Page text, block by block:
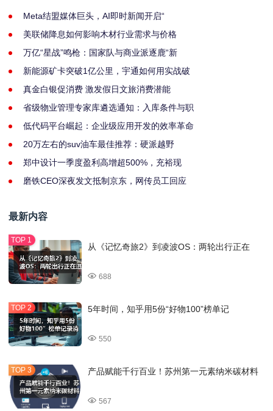
Meta结盟媒体巨头，AI即时新闻开启“
美联储降息如何影响木材行业需求与价格
万亿“星战”鸣枪：国家队与商业派逐鹿“新
新能源矿卡突破1亿公里，宇通如何用实战破
真金白银促消费 激发假日文旅消费潜能
省级物业管理专家库遴选通知：入库条件与职
低代码平台崛起：企业级应用开发的效率革命
20万左右的suv油车最佳推荐：硬派越野
郑中设计一季度盈利高增超500%，充裕现
磨铁CEO深夜发文抵制京东，网传员工回应
最新内容
从《记忆奇旅2》到凌波OS：两轮出行正在
688
5年时间，知乎用5份“好物100”榜单记
550
产品赋能千行百业！苏州第一元素纳米碳材料
567